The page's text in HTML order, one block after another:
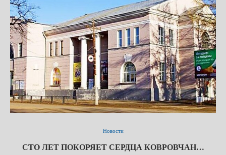
Новости
СТО ЛЕТ ПОКОРЯЕТ СЕРДЦА КОВРОВЧАН…